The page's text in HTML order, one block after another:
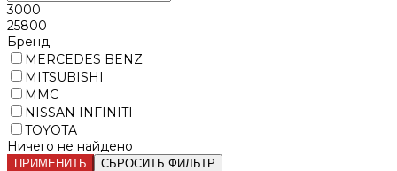
3000
25800
Бренд
MERCEDES BENZ
MITSUBISHI
MMC
NISSAN INFINITI
TOYOTA
Ничего не найдено
ПРИМЕНИТЬ СБРОСИТЬ ФИЛЬТР